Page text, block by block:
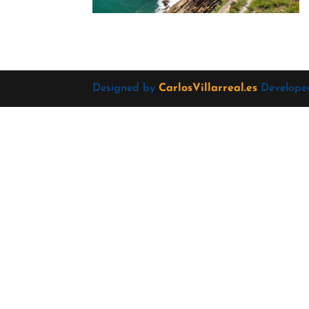
Designed byCarlosVillarreal.es